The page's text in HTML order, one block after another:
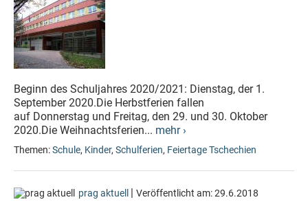
Beginn des Schuljahres 2020/2021: Dienstag, der 1.
September 2020.Die Herbstferien fallen
auf Donnerstag und Freitag, den 29. und 30. Oktober
2020.Die Weihnachtsferien... mehr ›
Themen:Schule, Kinder, Schulferien, Feiertage Tschechien
prag aktuell | Veröffentlicht am:29.6.2018